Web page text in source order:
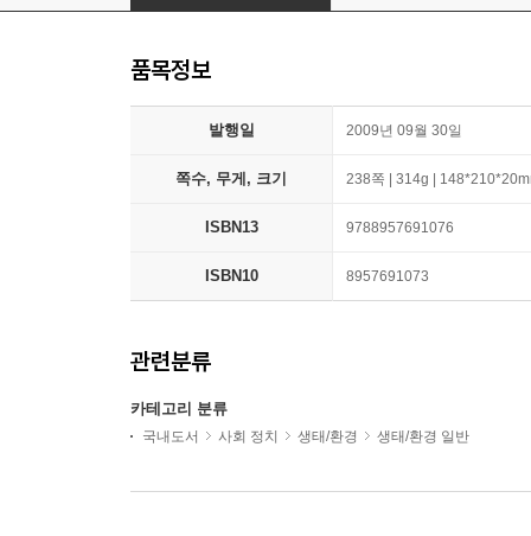
품목정보
발행일 2009년 09월 30일
쪽수, 무게, 크기 238쪽 | 314g |
ISBN13 9788957691076
ISBN10 8957691073
관련분류
카테고리 분류
국내도서 사회 정치 생태/환경 생태/환경 일반